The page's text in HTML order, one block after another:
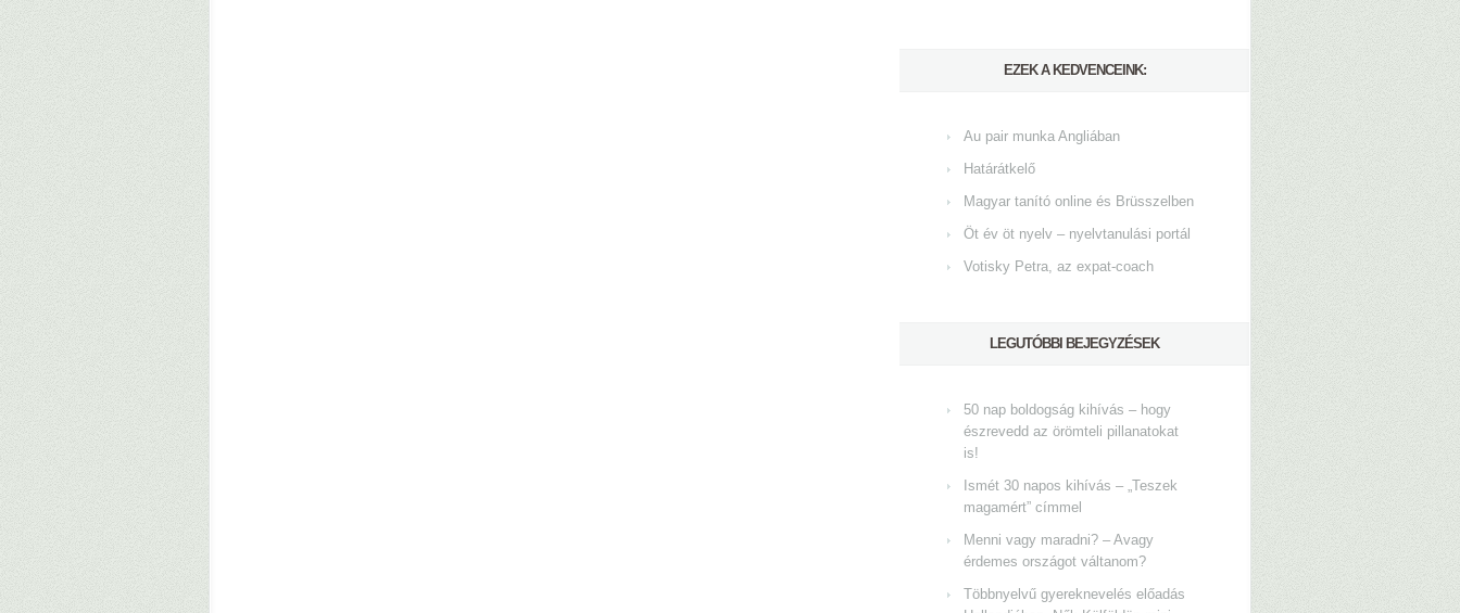
EZEK A KEDVENCEINK:
Au pair munka Angliában
Határátkelő
Magyar tanító online és Brüsszelben
Öt év öt nyelv – nyelvtanulási portál
Votisky Petra, az expat-coach
LEGUTÓBBI BEJEGYZÉSEK
50 nap boldogság kihívás – hogy
észrevedd az örömteli pillanatokat
is!
Ismét 30 napos kihívás – „Teszek
magamért” címmel
Menni vagy maradni? – Avagy
érdemes országot váltanom?
Többnyelvű gyereknevelés előadás